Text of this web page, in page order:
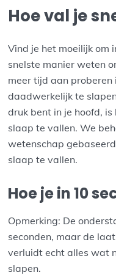
Hoe val je
Vind je het moeilijk om
snelste manier weten
meer tijd aan
daadwerkelijk te
druk bent in je hoofd,
slaap te vallen. We
wetenschap
slaap te vallen.
Hoe je in 10
Opmerking: De
seconden, maar de
verluidt echt alles wat
slapen.